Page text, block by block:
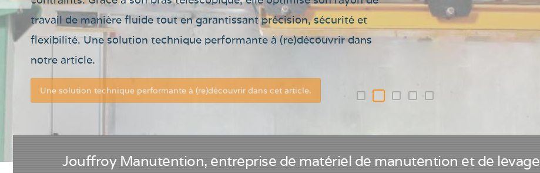
Chariot
élévateur
travail de manière fluide tout en garantissant précision, sécurité et
flexibilité. Une solution technique performante à (re)découvrir dans
notre article.
Jouffroy Manutention, entreprise de matériel de manutention et de levage